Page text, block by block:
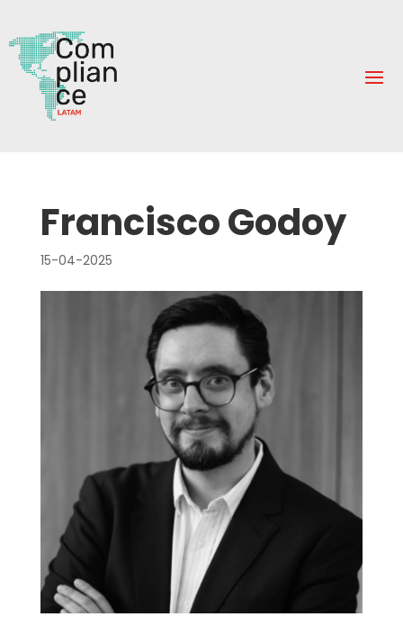
Francisco Godoy
15-04-2025